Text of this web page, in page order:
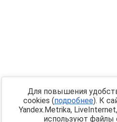
Для повышения
cookies (подробнее). К
Yandex.Metrika,
используют файлы